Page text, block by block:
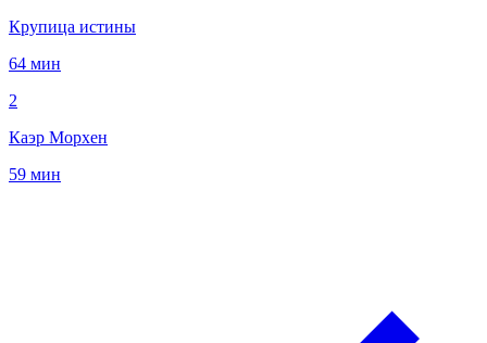
Крупица истины
64 мин
2
Каэр Морхен
59 мин